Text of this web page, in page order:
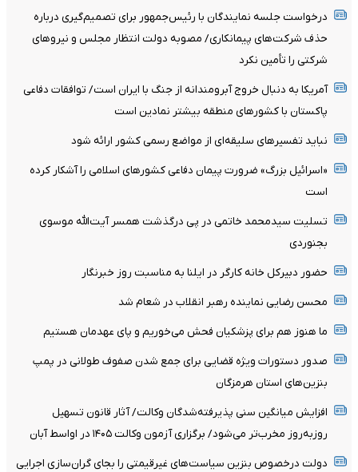
درخواست جلسه نمایندگان با رئیس‌جمهور برای تصمیم‌گیری درباره
حذف شرکت‌های پیمانکاری/ مصوبه دولت انتظار مجلس و نیروهای
شرکتی را تأمین نکرد
آمریکا به دنبال خروج آبرومندانه از جنگ با ایران است/ توافقات دفاعی
پاکستان با کشورهای منطقه بیشتر نمادین است
نباید تفسیرهای سلیقه‌ای از مواضع رسمی کشور ارائه شود
«اسرائیل بزرگ» ضرورت پیمان دفاعی کشورهای اسلامی را آشکار کرده
است
تسلیت سیدمحمد خاتمی در پی درگذشت همسر آیت‌الله موسوی
بجنوردی
حضور دبیرکل خانه کارگر در ایلنا به مناسبت روز خبرنگار
محسن رضایی نماینده رهبر انقلاب در شعام شد
ما هنوز هم برای پزشکیان فحش می‌خوریم و پای عهدمان هستیم
صدور دستورات ویژه قضایی برای جمع شدن صفوف طولانی در پمپ
بنزین‌های استان هرمزگان
افزایش میانگین سنی پذیرفته‌شدگان وکالت/ آثار قانون تسهیل
روزبه‌روز مخرب‌تر می‌شود/ برگزاری آزمون وکالت ۱۴۰۵ در اواسط آبان
دولت درخصوص بنزین سیاست‌های غیرقیمتی را بجای گران‌سازی اجرایی